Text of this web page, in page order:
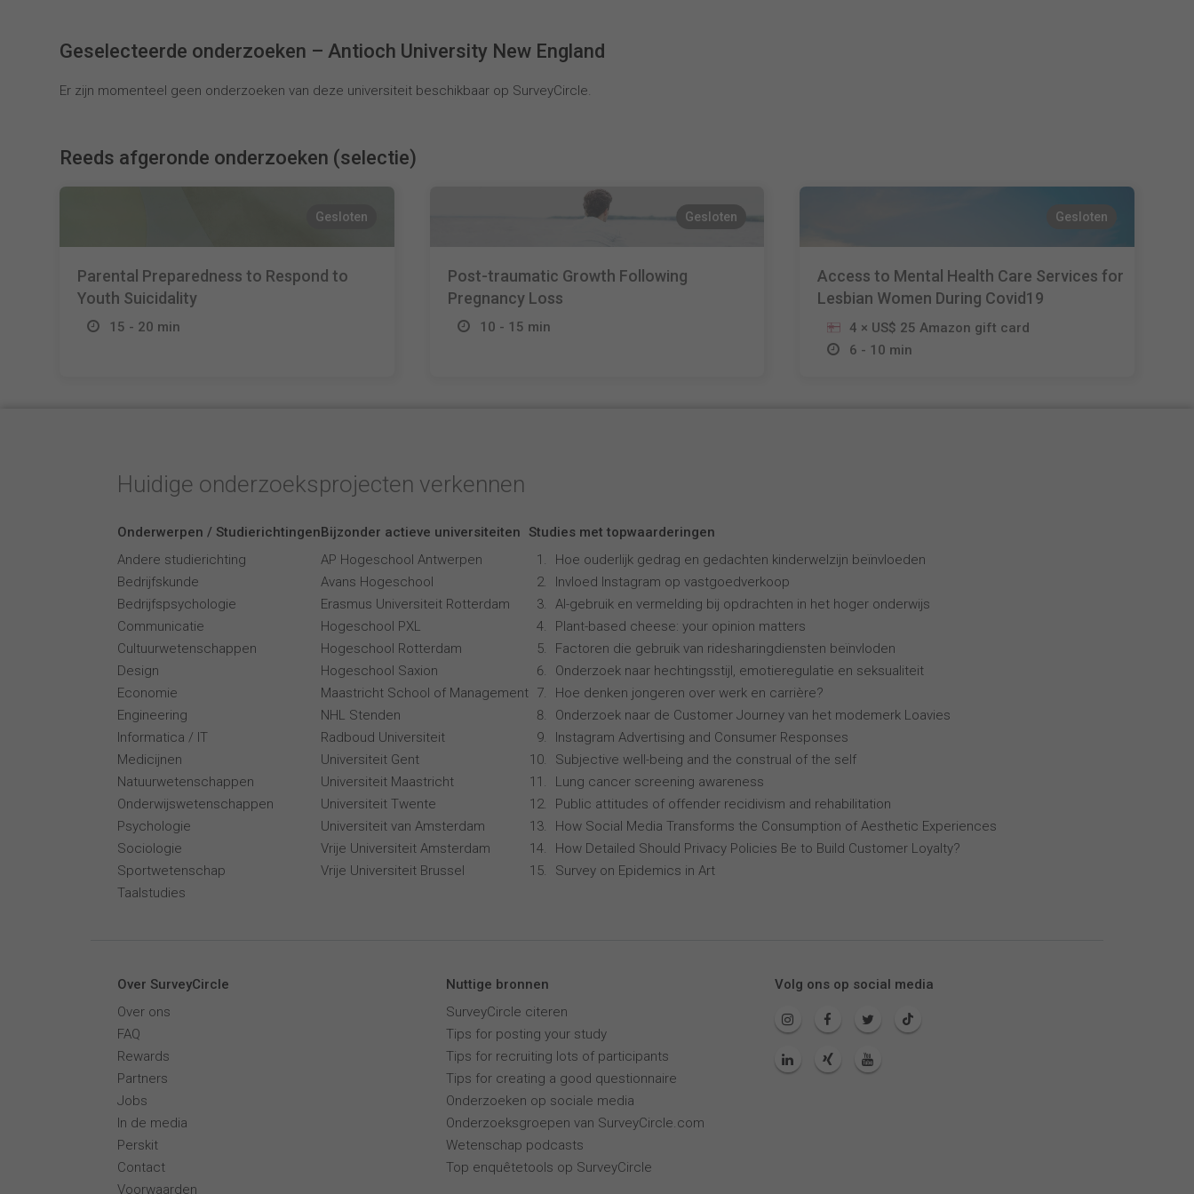
Geselecteerde onderzoeken – Antioch University New England
Er zijn momenteel geen onderzoeken van deze universiteit beschikbaar op SurveyCircle.
Reeds afgeronde onderzoeken (selectie)
Gesloten
Parental Preparedness to Respond to
Youth Suicidality
15 - 20 min
Gesloten
Post-traumatic Growth Following
Pregnancy Loss
10 - 15 min
Gesloten
Access to Mental Health Care Services for
Lesbian Women During Covid19
4 × US$ 25 Amazon gift card
6 - 10 min
Huidige onderzoeksprojecten verkennen
Onderwerpen / Studierichtingen
Andere studierichting
Bedrijfskunde
Bedrijfspsychologie
Communicatie
Cultuurwetenschappen
Design
Economie
Engineering
Informatica / IT
Medicijnen
Natuurwetenschappen
Onderwijswetenschappen
Psychologie
Sociologie
Sportwetenschap
Taalstudies
Bijzonder actieve universiteiten
AP Hogeschool Antwerpen
Avans Hogeschool
Erasmus Universiteit Rotterdam
Hogeschool PXL
Hogeschool Rotterdam
Hogeschool Saxion
Maastricht School of Management
NHL Stenden
Radboud Universiteit
Universiteit Gent
Universiteit Maastricht
Universiteit Twente
Universiteit van Amsterdam
Vrije Universiteit Amsterdam
Vrije Universiteit Brussel
Studies met topwaarderingen
Hoe ouderlijk gedrag en gedachten kinderwelzijn beïnvloeden
Invloed Instagram op vastgoedverkoop
AI-gebruik en vermelding bij opdrachten in het hoger onderwijs
Plant-based cheese: your opinion matters
Factoren die gebruik van ridesharingdiensten beïnvloden
Onderzoek naar hechtingsstijl, emotieregulatie en seksualiteit
Hoe denken jongeren over werk en carrière?
Onderzoek naar de Customer Journey van het modemerk Loavies
Instagram Advertising and Consumer Responses
Subjective well-being and the construal of the self
Lung cancer screening awareness
Public attitudes of offender recidivism and rehabilitation
How Social Media Transforms the Consumption of Aesthetic Experiences
How Detailed Should Privacy Policies Be to Build Customer Loyalty?
Survey on Epidemics in Art
Over SurveyCircle
Over ons
FAQ
Rewards
Partners
Jobs
In de media
Perskit
Contact
Voorwaarden
Nuttige bronnen
SurveyCircle citeren
Tips for posting your study
Tips for recruiting lots of participants
Tips for creating a good questionnaire
Onderzoeken op sociale media
Onderzoeksgroepen van SurveyCircle.com
Wetenschap podcasts
Top enquêtetools op SurveyCircle
Volg ons op social media